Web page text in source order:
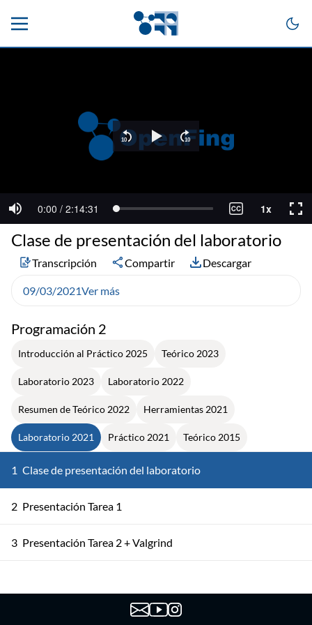
Programación 2
Introducción al Práctico 2025 Teórico 2023
Laboratorio 2023 Laboratorio 2022
Resumen de Teórico 2022 Herramientas 2021
Laboratorio 2021 Práctico 2021 Teórico 2015
1 Clase de presentación del laboratorio
2 Presentación Tarea 1
3 Presentación Tarea 2 + Valgrind
Clase de presentación del laboratorio
Transcripción Compartir Descargar
09/03/2021Ver más